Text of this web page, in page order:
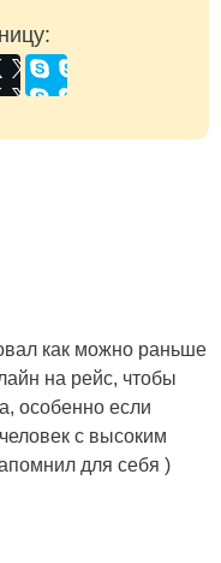
как можно раньше
на рейс, чтобы
особенно если
с высоким
для себя )